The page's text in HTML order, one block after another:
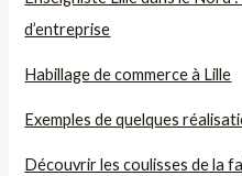
d’entreprise
Habillage de commerce à Lille
Exemples de quelques
Découvrir les coulisses de la